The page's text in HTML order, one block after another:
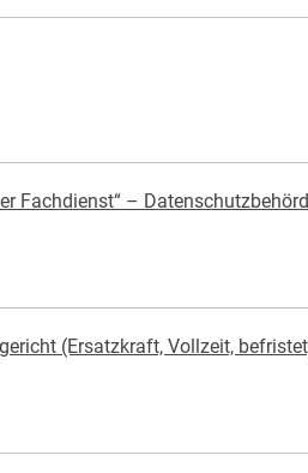
Fachdienst“ –
(Ersatzkraft, Vollzeit,